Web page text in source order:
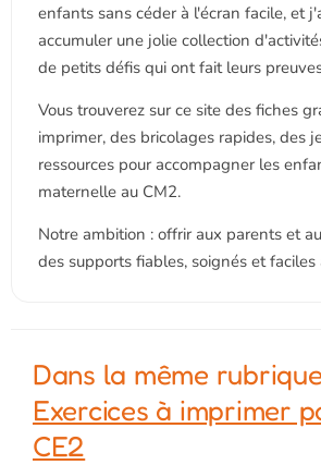
enfants sans céder à l'écran facile, et
accumuler une jolie collection
de petits défis qui ont fait leurs
Vous trouverez sur ce site des fiches
imprimer, des bricolages rapides, des
ressources pour accompagner les
maternelle au CM2.
Notre ambition : offrir aux parents et
des supports fiables, soignés et faciles
Dans la même
Exercices à imprimer
CE2